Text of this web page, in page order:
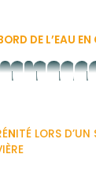
DE L’EAU
Emplacement
camping
plusCamping
de
mer
plusCamping
les
pieds
plusCamping
mer
plusplus
plusplus
NITÉ LORS